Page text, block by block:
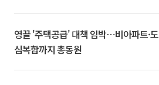
영끌 '주택공급' 대책 임박⋯비아파트·도
심복합까지 총동원